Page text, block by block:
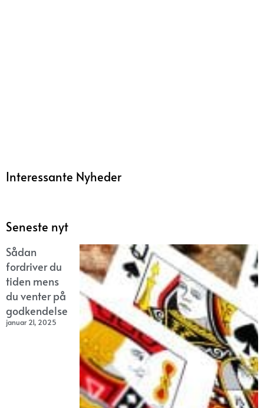
Interessante Nyheder
Seneste nyt
Sådan
fordriver du
tiden mens
du venter på
godkendelse
januar 21, 2025